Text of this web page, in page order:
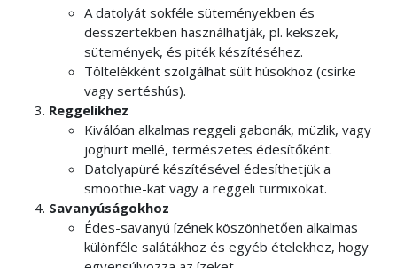
A datolyát sokféle süteményekben és
desszertekben használhatják, pl. kekszek,
sütemények, és piték készítéséhez.
Töltelékként szolgálhat sült húsokhoz (csirke
vagy sertéshús).
Reggelikhez
Kiválóan alkalmas reggeli gabonák, müzlik, vagy
joghurt mellé, természetes édesítőként.
Datolyapüré készítésével édesíthetjük a
smoothie-kat vagy a reggeli turmixokat.
Savanyúságokhoz
Édes-savanyú ízének köszönhetően alkalmas
különféle salátákhoz és egyéb ételekhez, hogy